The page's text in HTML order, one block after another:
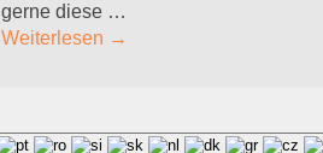
gerne diese …
Weiterlesen →